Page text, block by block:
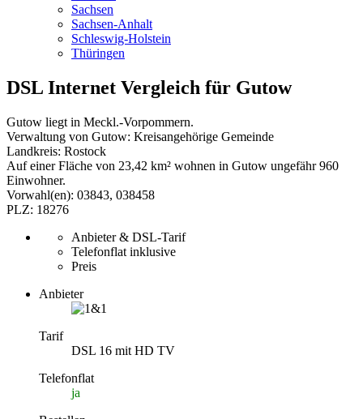
Sachsen
Sachsen-Anhalt
Schleswig-Holstein
Thüringen
DSL Internet Vergleich für Gutow
Gutow liegt in Meckl.-Vorpommern.
Verwaltung von Gutow: Kreisangehörige Gemeinde
Landkreis: Rostock
Auf einer Fläche von 23,42 km² wohnen in Gutow ungefähr 960
Einwohner.
Vorwahl(en): 03843, 038458
PLZ: 18276
Anbieter & DSL-Tarif
Telefonflat inklusive
Preis
Anbieter
Tarif
DSL 16 mit HD TV
Telefonflat
ja